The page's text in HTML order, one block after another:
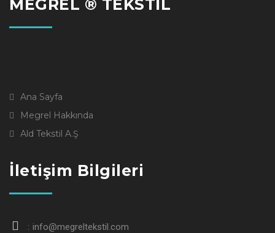
MEGREL ® TEKSTİL
Ana Sayfa
Megrel Hakkında
Ald Tekstil A.Ş
İletişim Bilgileri
info@megreltekstil.com